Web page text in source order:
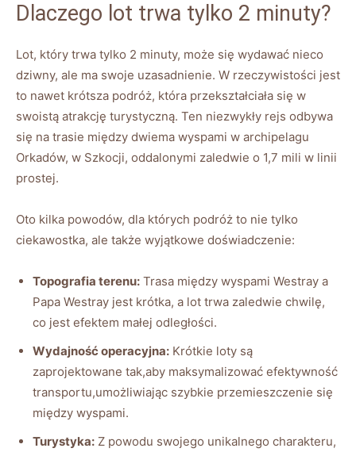
Dlaczego lot trwa tylko 2 minuty?
Lot, który trwa tylko 2 minuty, może się wydawać nieco
dziwny, ale ma swoje uzasadnienie. W rzeczywistości jest
to nawet krótsza podróż, która przekształciała się w
swoistą atrakcję turystyczną. Ten niezwykły rejs odbywa
się na trasie między dwiema wyspami w archipelagu
Orkadów, w Szkocji, oddalonymi zaledwie o 1,7 mili w linii
prostej.
Oto kilka powodów, dla których podróż to nie tylko
ciekawostka, ale także wyjątkowe doświadczenie:
Topografia terenu: Trasa między wyspami Westray a
Papa Westray jest krótka, a lot trwa zaledwie chwilę,
co jest efektem małej odległości.
Wydajność operacyjna: Krótkie loty są
zaprojektowane tak,aby maksymalizować efektywność
transportu,umożliwiając szybkie przemieszczenie się
między wyspami.
Turystyka: Z powodu swojego unikalnego charakteru,